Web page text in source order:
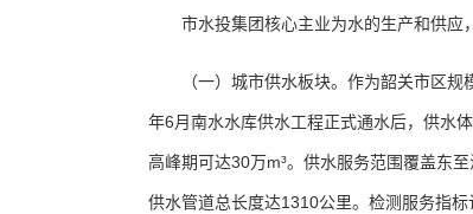
市水投集团核心主业为水的生产和供应，
（一）城市供水板块。作为韶关市区规模
年6月南水水库供水工程正式通水后，供水
高峰期可达30万m³。供水服务范围覆盖东
供水管道总长度达1310公里。检测服务指